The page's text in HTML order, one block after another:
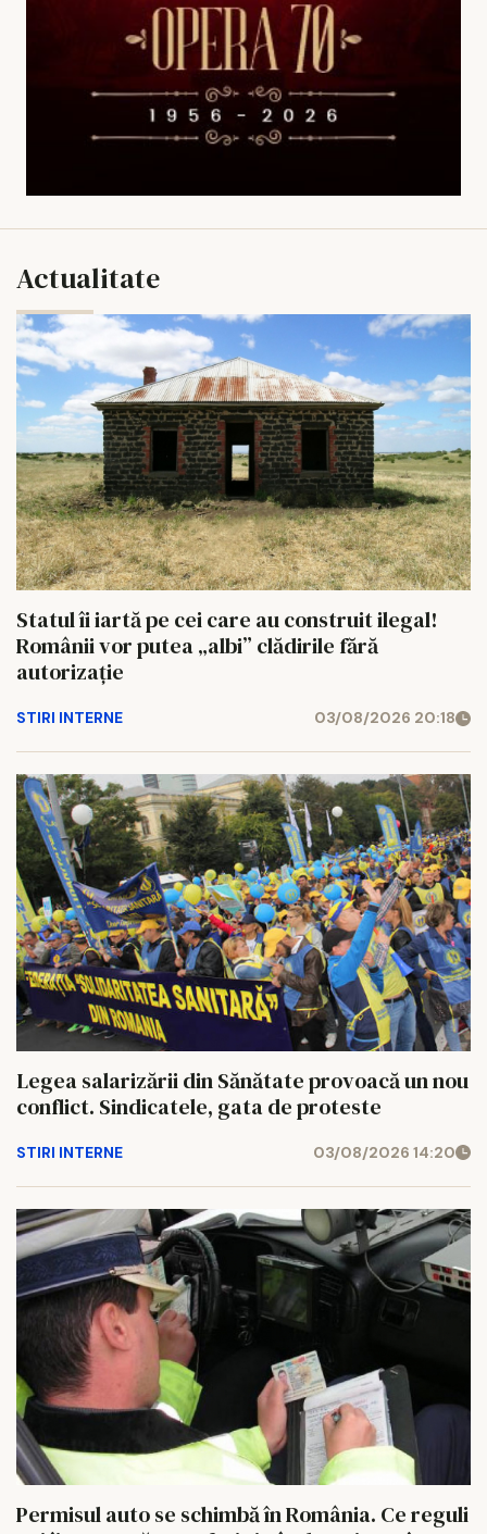
Actualitate
Statul îi iartă pe cei care au construit ilegal!
Românii vor putea „albi” clădirile fără
autorizație
STIRI INTERNE 03/08/2026 20:18
Legea salarizării din Sănătate provoacă un nou
conflict. Sindicatele, gata de proteste
STIRI INTERNE 03/08/2026 14:20
Permisul auto se schimbă în România. Ce reguli